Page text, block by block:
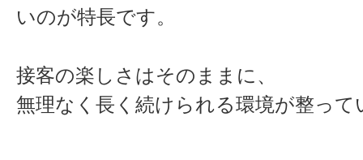
いのが特長です。
接客の楽しさはそのままに、
無理なく長く続けられる環境が整って